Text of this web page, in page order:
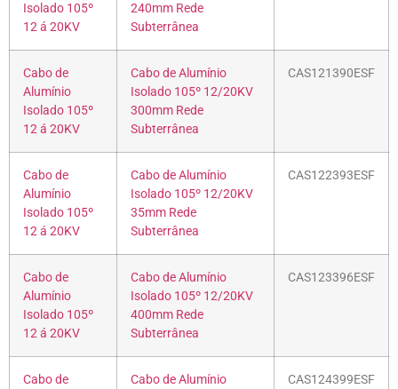
Isolado 105º
12 á 20KV
240mm Rede
Subterrânea
Cabo de
Alumínio
Isolado 105º
12 á 20KV
Cabo de Alumínio
Isolado 105º 12/20KV
300mm Rede
Subterrânea
CAS121390ESF
Cabo de
Alumínio
Isolado 105º
12 á 20KV
Cabo de Alumínio
Isolado 105º 12/20KV
35mm Rede
Subterrânea
CAS122393ESF
Cabo de
Alumínio
Isolado 105º
12 á 20KV
Cabo de Alumínio
Isolado 105º 12/20KV
400mm Rede
Subterrânea
CAS123396ESF
Cabo de
Cabo de Alumínio
CAS124399ESF